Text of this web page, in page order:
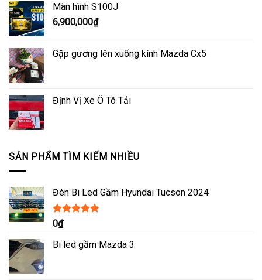
Màn hình S100J
6,900,000₫
Gập gương lên xuống kính Mazda Cx5
Định Vị Xe Ô Tô Tải
SẢN PHẨM TÌM KIẾM NHIỀU
Đèn Bi Led Gầm Hyundai Tucson 2024
Được xếp
hạng
sao
0₫
Bi led gầm Mazda 3